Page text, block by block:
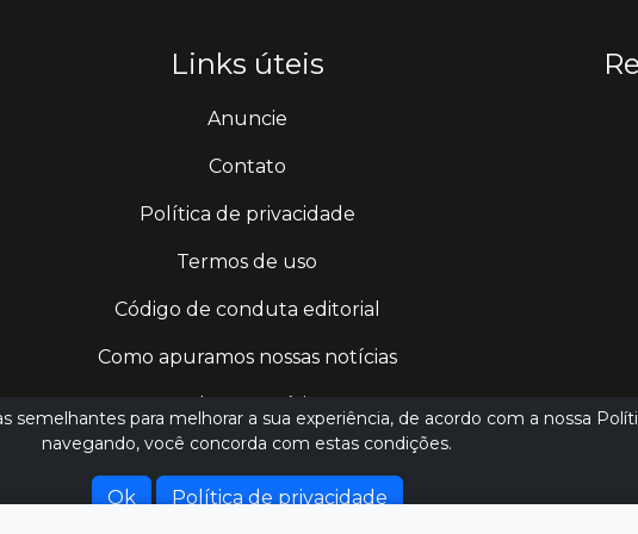
Links úteis
Anuncie
Contato
Política de privacidade
Termos de uso
Código de conduta editorial
Como apuramos nossas notícias
semelhantes para melhorar a sua experiência, de acordo com a nossa
navegando, você concorda com estas condições.
Ok Política de privacidade